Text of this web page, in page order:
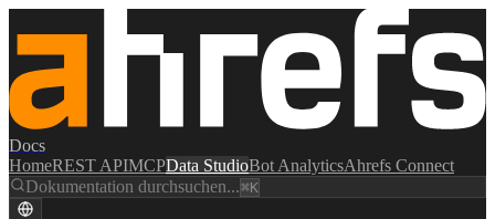
Docs
HomeREST APIMCPData StudioBot AnalyticsAhrefs Connect
Dokumentation durchsuchen...⌘K